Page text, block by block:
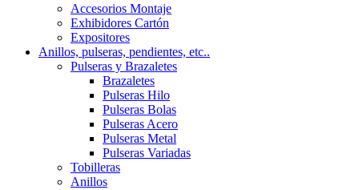
Accesorios Montaje
Exhibidores Cartón
Expositores
Anillos, pulseras, pendientes, etc..
Pulseras y Brazaletes
Brazaletes
Pulseras Hilo
Pulseras Bolas
Pulseras Acero
Pulseras Metal
Pulseras Variadas
Tobilleras
Anillos